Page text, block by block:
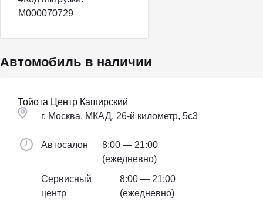
M000070729
Автомобиль в наличии
Тойота Центр Каширский
г. Москва, МКАД, 26-й километр, 5с3
Автосалон
8:00 — 21:00
(ежедневно)
Сервисный
центр
8:00 — 21:00
(ежедневно)